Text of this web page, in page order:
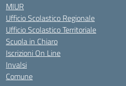
MIUR
Ufficio Scolastico Regionale
Ufficio Scolastico Territoriale
Scuola in Chiaro
Iscrizioni On Line
Invalsi
Comune